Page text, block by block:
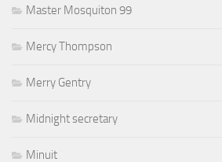
Master Mosquiton 99
Mercy Thompson
Merry Gentry
Midnight secretary
Minuit